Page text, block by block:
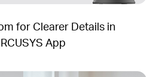
for Clearer Details in
App